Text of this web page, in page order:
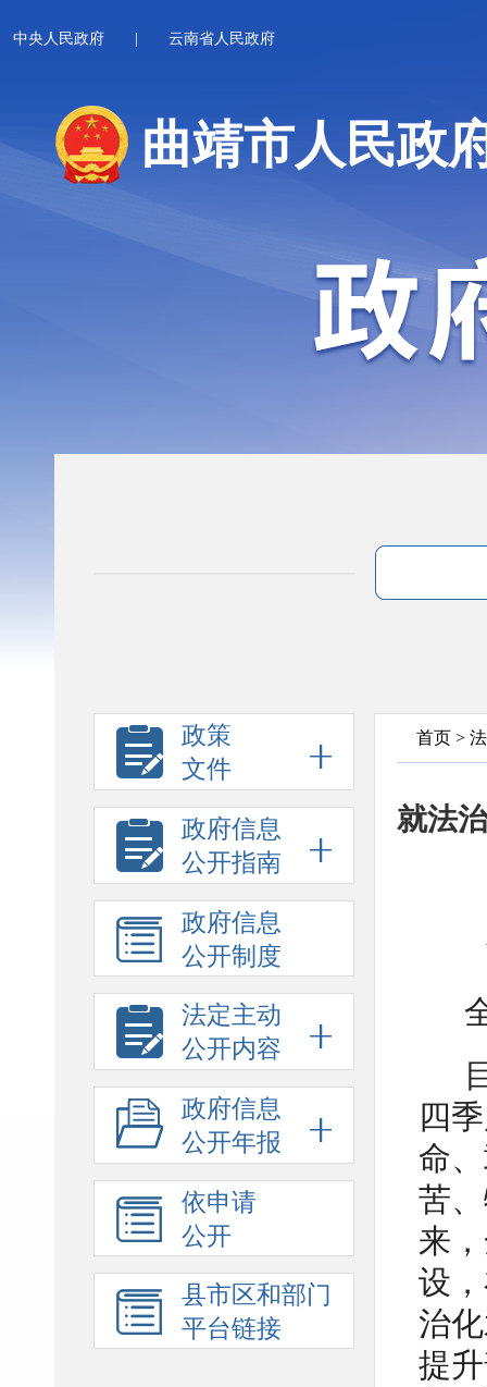
中央人民政府 云南省人民政府
曲靖市人民政
政策
文件
政府信息
公开指南
政府信息
公开制度
法定主动
公开内容
政府信息
公开年报
依申请
公开
县市区和部门
平台链接
首页 >
就法
四
命
苦
来
设
治
提